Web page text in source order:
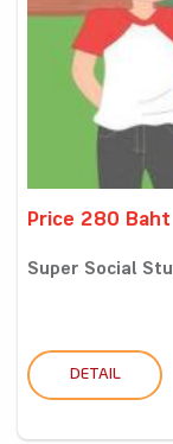
Price 280 Baht
Super Social
DETAIL